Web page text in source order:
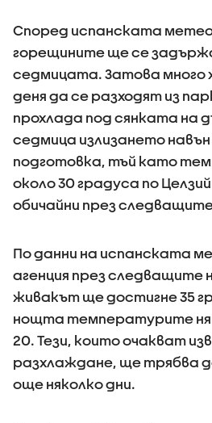
Според испанската
горещините ще се
седмицата. Затова много
деня да се разходят из
прохлада под сянката на
седмица излизането
подготовка, тъй като
около 30 градуса по
обичайни през
По данни на испанската
агенция през следващите
живакът ще достигне 35
нощта температурите
20. Тези, които очакват
разхлаждане, ще трябва
още няколко дни.